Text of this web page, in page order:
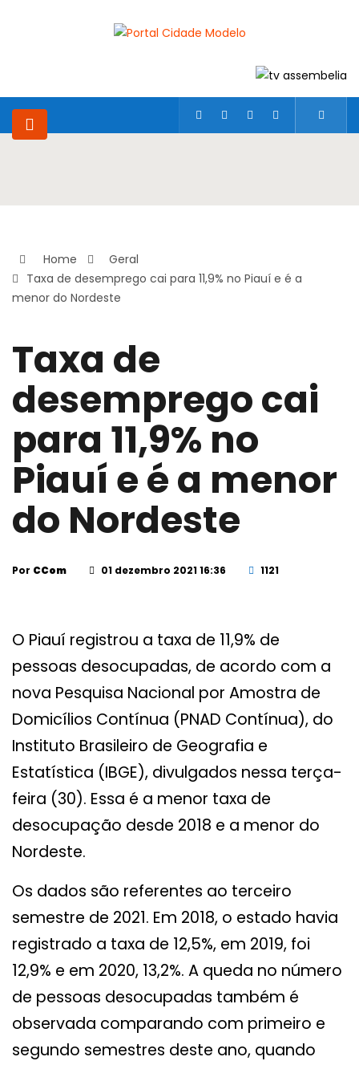
Home
Geral
Taxa de desemprego cai para 11,9% no Piauí e é a
menor do Nordeste
Taxa de
desemprego cai
para 11,9% no
Piauí e é a menor
do Nordeste
Por CCom 01 dezembro 2021 16:36 1121
O Piauí registrou a taxa de 11,9% de
pessoas desocupadas, de acordo com a
nova Pesquisa Nacional por Amostra de
Domicílios Contínua (PNAD Contínua), do
Instituto Brasileiro de Geografia e
Estatística (IBGE), divulgados nessa terça-
feira (30). Essa é a menor taxa de
desocupação desde 2018 e a menor do
Nordeste.
Os dados são referentes ao terceiro
semestre de 2021. Em 2018, o estado havia
registrado a taxa de 12,5%, em 2019, foi
12,9% e em 2020, 13,2%. A queda no número
de pessoas desocupadas também é
observada comparando com primeiro e
segundo semestres deste ano, quando